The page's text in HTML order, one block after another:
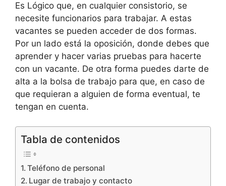
Es Lógico que, en cualquier consistorio, se
necesite funcionarios para trabajar. A estas
vacantes se pueden acceder de dos formas.
Por un lado está la oposición, donde debes que
aprender y hacer varias pruebas para hacerte
con un vacante. De otra forma puedes darte de
alta a la bolsa de trabajo para que, en caso de
que requieran a alguien de forma eventual, te
tengan en cuenta.
Tabla de contenidos
Teléfono de personal
Lugar de trabajo y contacto